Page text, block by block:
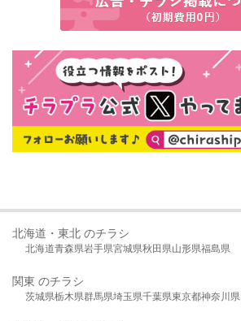
北海道・東北 のチラシ
北海道青森県岩手県宮城県秋田県山形県福島県
関東 のチラシ
茨城県栃木県群馬県埼玉県千葉県東京都神奈川県